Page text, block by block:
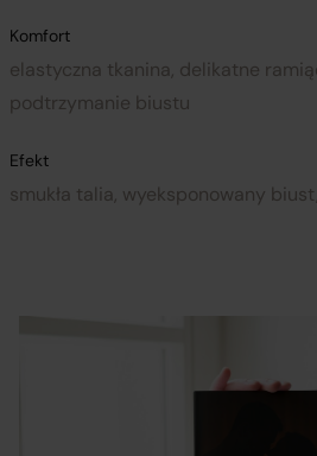
Komfort
elastyczna tkanina, delikatne
podtrzymanie biustu
Efekt
smukła talia, wyeksponowany